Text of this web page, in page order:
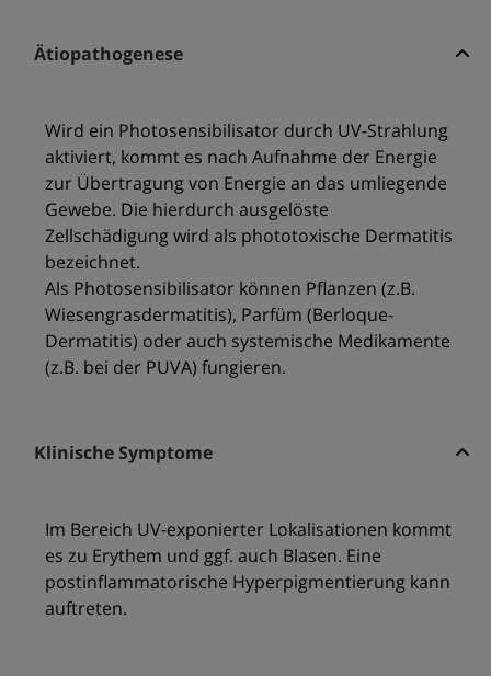
Ätiopathogenese
Wird ein Photosensibilisator durch UV-Strahlung
aktiviert, kommt es nach Aufnahme der Energie
zur Übertragung von Energie an das umliegende
Gewebe. Die hierdurch ausgelöste
Zellschädigung wird als phototoxische Dermatitis
bezeichnet.
Als Photosensibilisator können Pflanzen (z.B.
Wiesengrasdermatitis), Parfüm (Berloque-
Dermatitis) oder auch systemische Medikamente
(z.B. bei der PUVA) fungieren.
Klinische Symptome
Im Bereich UV-exponierter Lokalisationen kommt
es zu Erythem und ggf. auch Blasen. Eine
postinflammatorische Hyperpigmentierung kann
auftreten.